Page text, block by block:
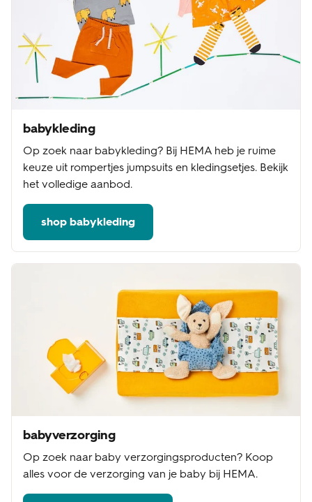
babykleding
Op zoek naar babykleding? Bij HEMA heb je ruime
keuze uit rompertjes jumpsuits en kledingsetjes. Bekijk
het volledige aanbod.
shop babykleding
babyverzorging
Op zoek naar baby verzorgingsproducten? Koop
alles voor de verzorging van je baby bij HEMA.